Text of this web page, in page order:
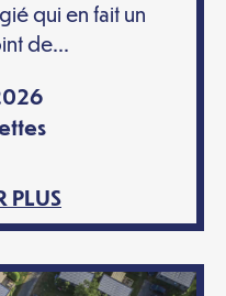
qui en fait un
de...
PLUS